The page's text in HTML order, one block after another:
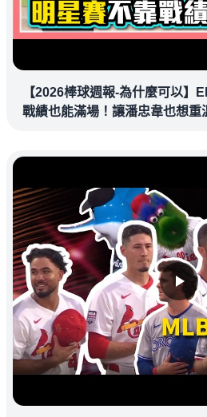
【2026棒球週報-為什麼可以】
戰績也能滿場！讓潘忠韋也想重